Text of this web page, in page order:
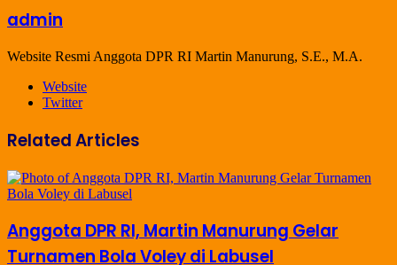
admin
Website Resmi Anggota DPR RI Martin Manurung, S.E., M.A.
Website
Twitter
Related Articles
Anggota DPR RI, Martin Manurung Gelar
Turnamen Bola Voley di Labusel